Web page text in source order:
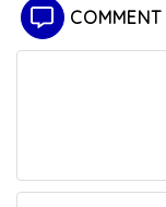
COMMENT